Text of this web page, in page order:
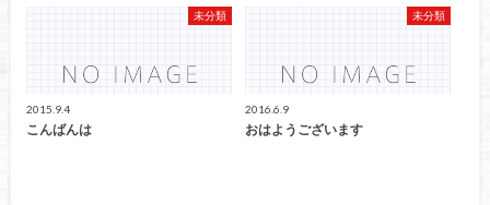
未分類
2015.9.4
こんばんは
未分類
2016.6.9
おはようございます